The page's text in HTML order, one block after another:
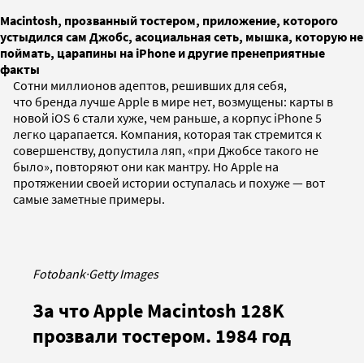
Macintosh, прозванный тостером, приложение, которого
устыдился сам Джобс, асоциальная сеть, мышка, которую не
поймать, царапины на iPhone и другие пренеприятные
факты
Сотни миллионов адептов, решивших для себя,
что бренда лучше Apple в мире нет, возмущены: карты в
новой iOS 6 стали хуже, чем раньше, а корпус iPhone 5
легко царапается. Компания, которая так стремится к
совершенству, допустила ляп, «при Джобсе такого не
было», повторяют они как мантру. Но Apple на
протяжении своей истории оступалась и похуже — вот
самые заметные примеры.
Fotobank·Getty Images
За что Apple Macintosh 128K
прозвали тостером. 1984 год